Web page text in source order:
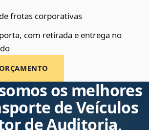
frotas corporativas
com retirada e entrega no
os melhores
de Veículos
de Auditoria,